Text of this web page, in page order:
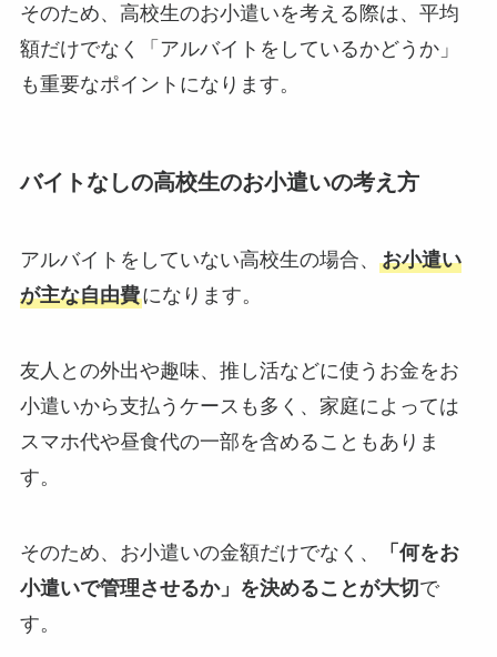
そのため、高校生のお小遣いを考える際は、平均
額だけでなく「アルバイトをしているかどうか」
も重要なポイントになります。
バイトなしの高校生のお小遣いの考え方
アルバイトをしていない高校生の場合、 お小遣い
が主な自由費になります。
友人との外出や趣味、推し活などに使うお金をお
小遣いから支払うケースも多く、家庭によっては
スマホ代や昼食代の一部を含めることもありま
す。
そのため、お小遣いの金額だけでなく、
「何をお
小遣いで管理させるか」を決めることが大切で
す。